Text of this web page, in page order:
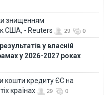
знищенням
США, - Reuters
29 0
у власній
у 2026-2027 роках
кошти кредиту ЄС на
країнах
29 0